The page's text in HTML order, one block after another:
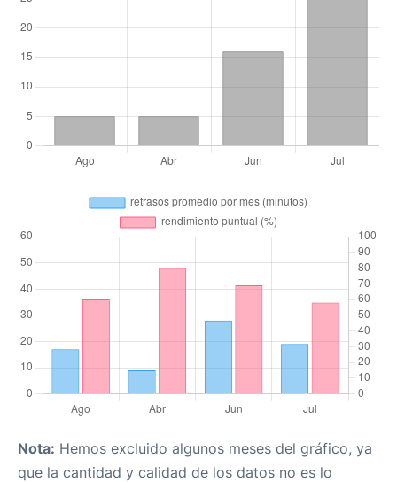
Nota: Hemos excluido algunos meses del gráfico, ya
que la cantidad y calidad de los datos no es lo